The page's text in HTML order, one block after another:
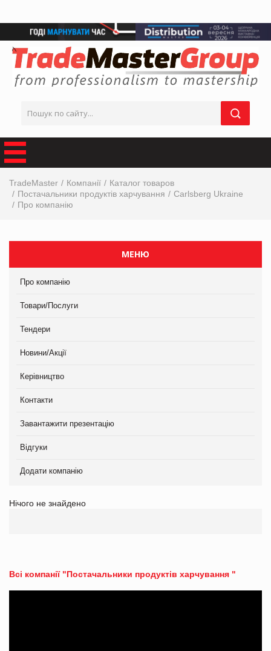
TradeMaster Компанії
Каталог товаров
Постачальники продуктів харчування
Carlsberg Ukraine
Про компанію
МЕНЮ
Про компанію
Товари/Послуги
Тендери
Новини/Акції
Керівництво
Контакти
Завантажити презентацію
Відгуки
Додати компанію
Нічого не знайдено
Всі компанії "Постачальники продуктів харчування "